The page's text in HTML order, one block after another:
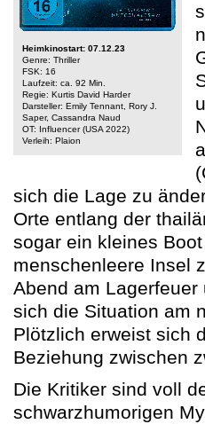
Heimkinostart: 07.12.23
Genre: Thriller
FSK: 16
Laufzeit: ca. 92 Min.
Regie: Kurtis David Harder
Darsteller: Emily Tennant, Rory J.
Saper, Cassandra Naud
OT: Influencer (USA 2022)
Verleih: Plaion
sich die Lage zu
Orte entlang der
sogar ein kleines
menschenleere Insel
Abend am
sich die Situation am
Plötzlich erweist sich
Beziehung zwischen
Die Kritiker sind voll
schwarzhumorigen